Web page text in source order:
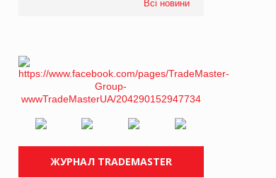
Всі новини
ЖУРНАЛ TRADEMASTER